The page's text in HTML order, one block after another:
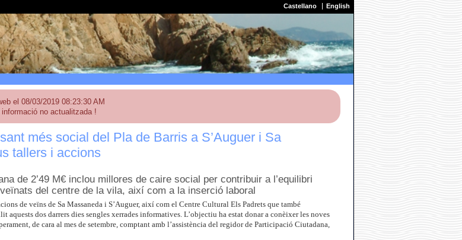
Castellano English
el 08/03/2019 08:23:30 AM
no actualitzada !
més social del Pla de Barris a S’Auguer i Sa
tallers i accions
de 2’49 M€ inclou millores de caire social per contribuir a l’equilibri
del centre de la vila, així com a la inserció laboral
de veïns de Sa Massaneda i S’Auguer, així com el Centre Cultural Els Padrets que també
aquests dos darrers dies sengles xerrades informatives. L’objectiu ha estat donar a conèixer les noves
de cara al mes de setembre, comptant amb l’assistència del regidor de Participació Ciutadana,